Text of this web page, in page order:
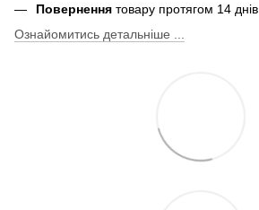
Повернення товару протягом 14 днів
Ознайомитись детальніше ...